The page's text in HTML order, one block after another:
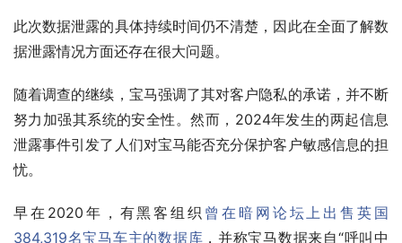
此次数据泄露的具体持续时间仍不清楚，因此在全面了解数
据泄露情况方面还存在很大问题。
随着调查的继续，宝马强调了其对客户隐私的承诺，并不断
努力加强其系统的安全性。然而，2024年发生的两起信息
泄露事件引发了人们对宝马能否充分保护客户敏感信息的担
忧。
早在2020年，有黑客组织 曾在暗网论坛上出售英国
384,319名宝马车主的数据库 ，并称宝马数据来自“呼叫中